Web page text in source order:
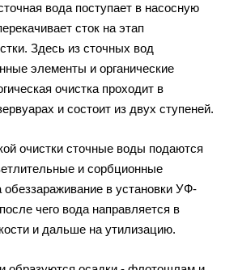
вода поступает в насосную
сток на этап
Здесь из сточных вод
элементы и органические
очистка проходит в
и состоит из двух ступеней.
очистки сточные воды подаются
и сорбционные
в установки УФ-
чего вода направляется в
и дальше на утилизацию.